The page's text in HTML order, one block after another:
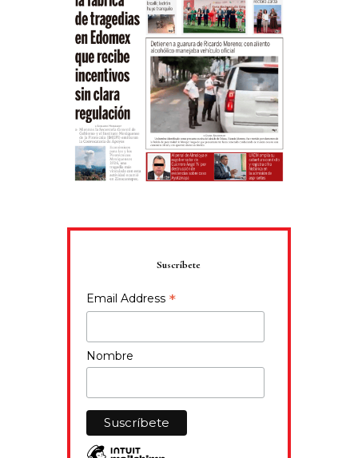
Suscríbete
Email Address *
Nombre